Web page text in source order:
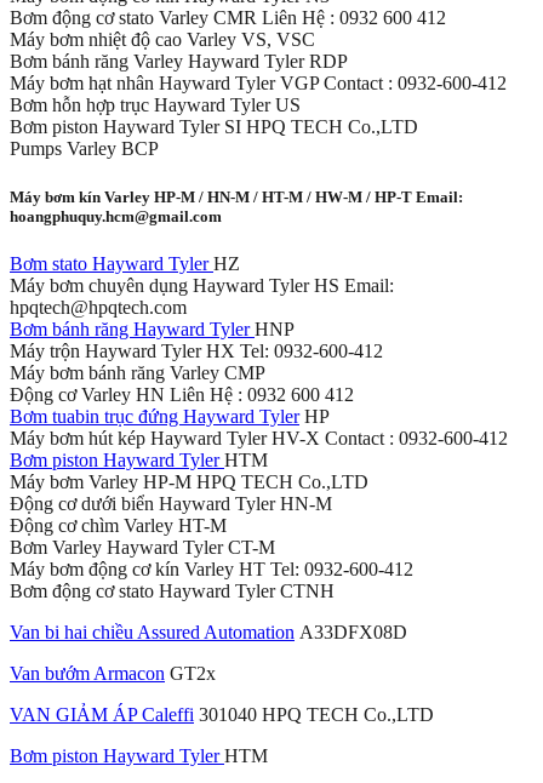
Bơm động cơ stato Varley CMR Liên Hệ : 0932 600 412
Máy bơm nhiệt độ cao Varley VS, VSC
Bơm bánh răng Varley Hayward Tyler RDP
Máy bơm hạt nhân Hayward Tyler VGP Contact : 0932-600-412
Bơm hỗn hợp trục Hayward Tyler US
Bơm piston Hayward Tyler SI HPQ TECH Co.,LTD
Pumps Varley BCP
Máy bơm kín Varley HP-M / HN-M / HT-M / HW-M / HP-T Email:
hoangphuquy.hcm@gmail.com
Bơm stato Hayward TylerHZ
Máy bơm chuyên dụng Hayward Tyler HS Email:
hpqtech@hpqtech.com
Bơm bánh răng Hayward TylerHNP
Máy trộn Hayward Tyler HX Tel: 0932-600-412
Máy bơm bánh răng Varley CMP
Động cơ Varley HN Liên Hệ : 0932 600 412
Bơm tuabin trục đứng Hayward TylerHP
Máy bơm hút kép Hayward Tyler HV-X Contact : 0932-600-412
Bơm piston Hayward TylerHTM
Máy bơm Varley HP-M HPQ TECH Co.,LTD
Động cơ dưới biển Hayward Tyler HN-M
Động cơ chìm Varley HT-M
Bơm Varley Hayward Tyler CT-M
Máy bơm động cơ kín Varley HT Tel: 0932-600-412
Bơm động cơ stato Hayward Tyler CTNH
Van bi hai chiều Assured Automation A33DFX08D
Van bướm Armacon GT2x
VAN GIẢM ÁP Caleffi 301040 HPQ TECH Co.,LTD
Bơm piston Hayward TylerHTM